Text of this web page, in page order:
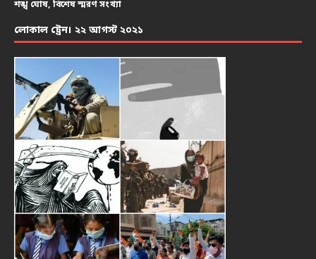
শঙ্খ ঘোষ, বিশেষ স্মরণ সংখ্যা
লোকাল ট্রেন। ২২ আগস্ট ২০২১